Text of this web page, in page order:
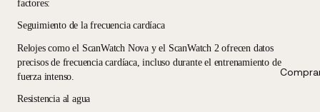
factores:
Seguimiento de la frecuencia cardíaca
Relojes como el ScanWatch Nova y el ScanWatch 2 ofrecen datos
precisos de frecuencia cardíaca, incluso durante el entrenamiento de
fuerza intenso.
Resistencia al agua